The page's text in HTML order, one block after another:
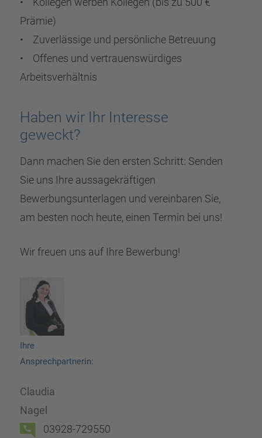
Prämie)
• Zuverlässige und persönliche Betreuung
• Offenes und vertrauenswürdiges
Arbeitsverhältnis
Haben wir Ihr Interesse
geweckt?
Dann machen Sie den ersten Schritt: Senden
Sie uns Ihre aussagekräftigen
Bewerbungsunterlagen und vereinbaren Sie,
am besten noch heute, einen Termin bei uns!
Wir freuen uns auf Ihre Bewerbung!
Ihre
Ansprechpartnerin:
Claudia
Nagel
03928-729550